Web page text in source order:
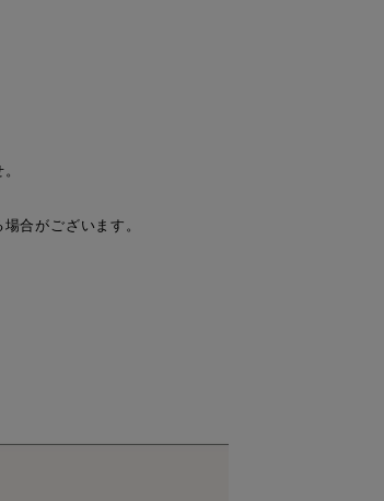
合がございます。